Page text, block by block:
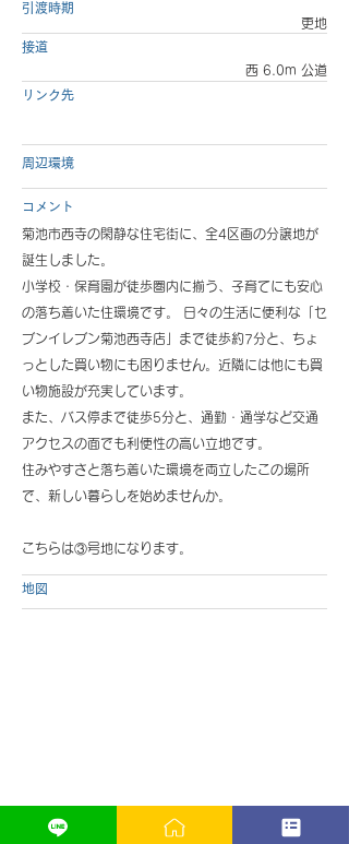
引渡時期
更地
接道
西 6.0m 公道
リンク先
周辺環境
コメント
菊池市西寺の閑静な住宅街に、全4区画の分譲地が
誕生しました。
小学校・保育園が徒歩圏内に揃う、子育てにも安心
の落ち着いた住環境です。 日々の生活に便利な「セ
ブンイレブン菊池西寺店」まで徒歩約7分と、ちょ
っとした買い物にも困りません。近隣には他にも買
い物施設が充実しています。
また、バス停まで徒歩5分と、通勤・通学など交通
アクセスの面でも利便性の高い立地です。
住みやすさと落ち着いた環境を両立したこの場所
で、新しい暮らしを始めませんか。
こちらは③号地になります。
地図